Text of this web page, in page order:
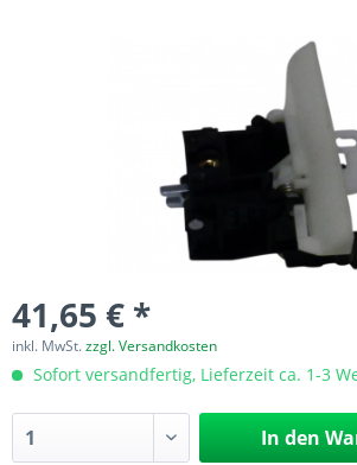
41,65 € *
inkl. MwSt.zzgl. Versandkosten
Sofort versandfertig, Lieferzeit ca. 1-3
In den